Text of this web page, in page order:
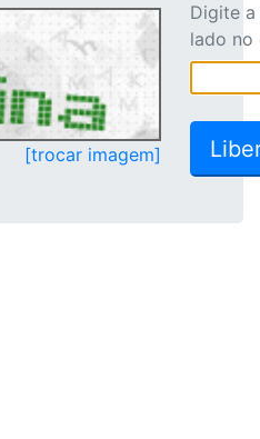
[trocar imagem]
Digite
lado no